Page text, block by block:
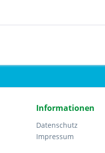
Informationen
Datenschutz
Impressum